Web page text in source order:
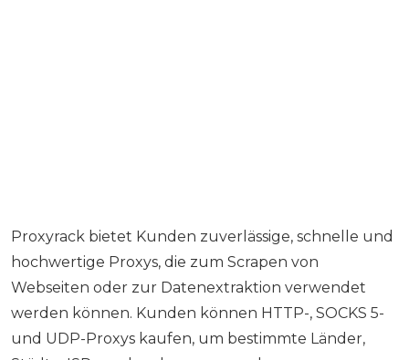
Proxyrack bietet Kunden zuverlässige, schnelle und
hochwertige Proxys, die zum Scrapen von
Webseiten oder zur Datenextraktion verwendet
werden können. Kunden können HTTP-, SOCKS 5-
und UDP-Proxys kaufen, um bestimmte Länder,